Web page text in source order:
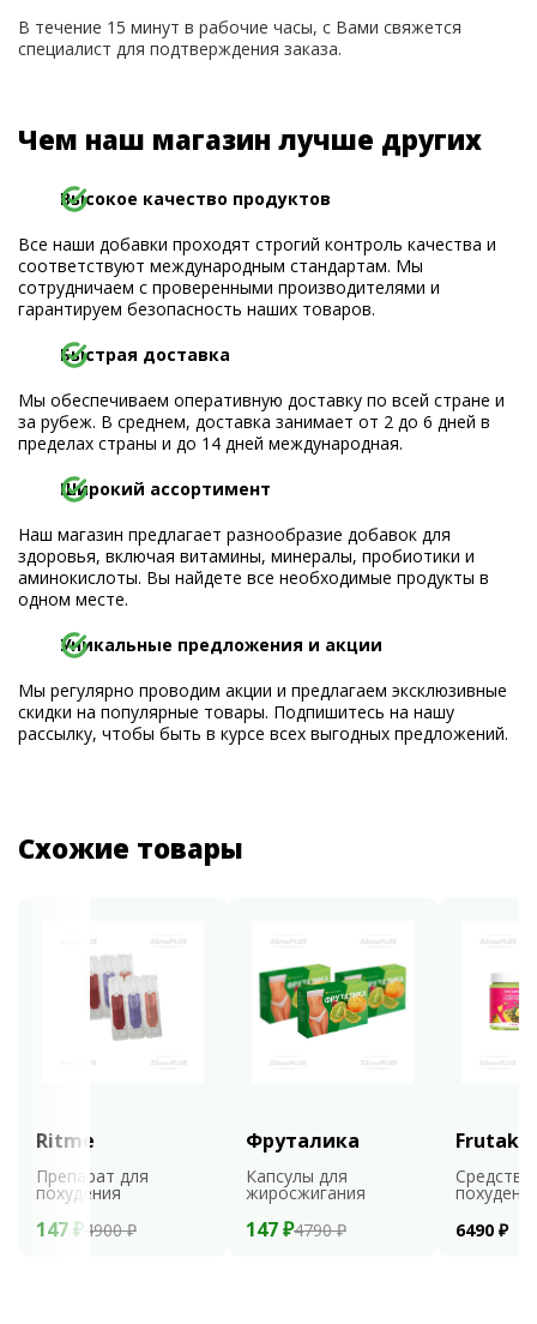
В течение 15 минут в рабочие часы, с Вами свяжется
специалист для подтверждения заказа.
Чем наш магазин лучше других
Высокое качество продуктов
Все наши добавки проходят строгий контроль качества и
соответствуют международным стандартам. Мы
сотрудничаем с проверенными производителями и
гарантируем безопасность наших товаров.
Быстрая доставка
Мы обеспечиваем оперативную доставку по всей стране и
за рубеж. В среднем, доставка занимает от 2 до 6 дней в
пределах страны и до 14 дней международная.
Широкий ассортимент
Наш магазин предлагает разнообразие добавок для
здоровья, включая витамины, минералы, пробиотики и
аминокислоты. Вы найдете все необходимые продукты в
одном месте.
Уникальные предложения и акции
Мы регулярно проводим акции и предлагаем эксклюзивные
скидки на популярные товары. Подпишитесь на нашу
рассылку, чтобы быть в курсе всех выгодных предложений.
Схожие товары
Ritme
Препарат для
похудения
147 ₽ 4900 ₽
Фруталика
Капсулы для
жиросжигания
147 ₽4790 ₽
6490 ₽